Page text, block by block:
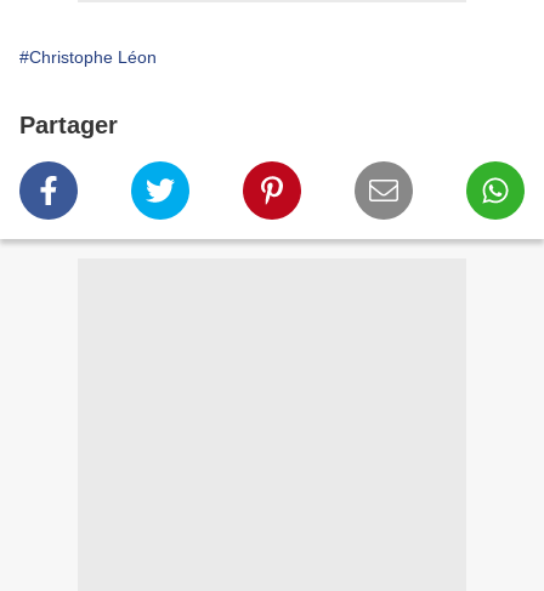
#Christophe Léon
Partager